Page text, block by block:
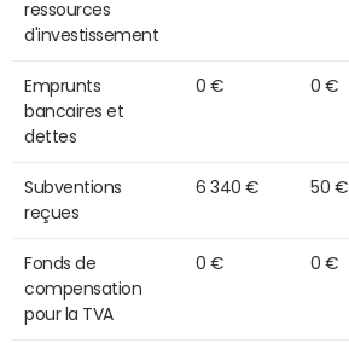
ressources
d'investissement
Emprunts
bancaires et
dettes
0 € 0 €
Subventions
reçues
6 340 € 50 €
Fonds de
compensation
pour la TVA
0 € 0 €